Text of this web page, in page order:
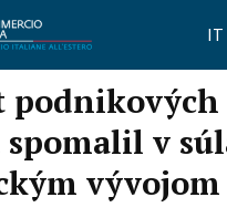
IT
podnikových
spomalil v
vývojom